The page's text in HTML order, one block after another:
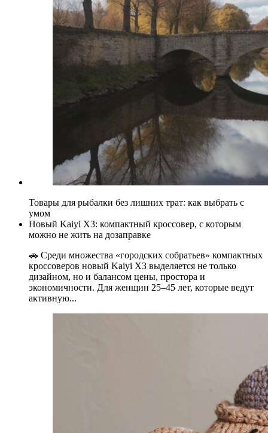
Товары для рыбалки без лишних трат: как выбрать с
умом
Новый Kaiyi X3: компактный кроссовер, с которым
можно не жить на дозаправке
🚗 Среди множества «городских собратьев» компактных
кроссоверов новый Kaiyi X3 выделяется не только
дизайном, но и балансом цены, простора и
экономичности. Для женщин 25–45 лет, которые ведут
активную...